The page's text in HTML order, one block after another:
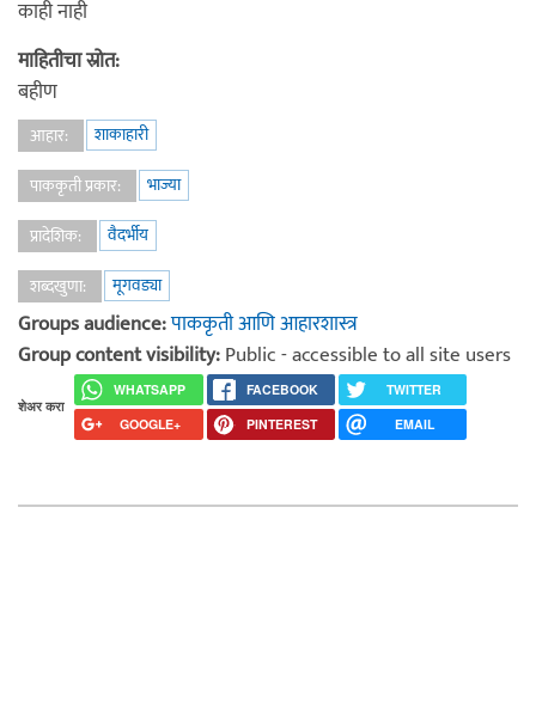
काही नाही
माहितीचा स्रोत:
बहीण
आहार:
शाकाहारी
पाककृती प्रकार:
भाज्या
प्रादेशिक:
वैदर्भीय
शब्दखुणा:
मूगवड्या
Groups audience:पाककृती आणि आहारशास्त्र
Group content visibility:Public - accessible to all site users
शेअर करा
WHATSAPP FACEBOOK
TWITTER
GOOGLE+
PINTEREST EMAIL